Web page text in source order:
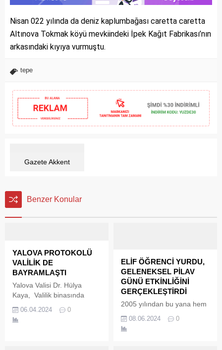
Nisan 022 yılında da deniz kaplumbağası caretta caretta
Altınova Tokmak köyü mevkiindeki İpek Kağıt Fabrikası’nın
arkasındaki kıyıya vurmuştu.
tepe
Gazete Akkent
Benzer Konular
YALOVA PROTOKOLÜ
VALİLİK DE
BAYRAMLAŞTI
Yalova Valisi Dr. Hülya
Kaya, Valilik binasında
bayramlaştı. Ramazan
Bayramı nedeniyle resmi
06.04.2024 0
ELİF ÖĞRENCİ YURDU,
GELENEKSEL PİLAV
GÜNÜ ETKİNLİĞİNİ
GERÇEKLEŞTİRDİ
2005 yılından bu yana hem
için konaklama hizmeti
veren Elif Öğrenci Yurtları,
08.06.2024 0